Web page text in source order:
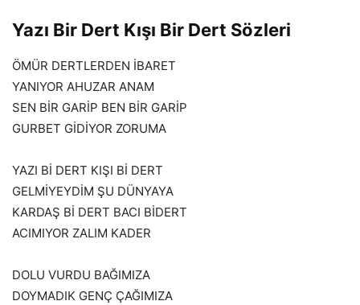
Yazı Bir Dert Kışı Bir Dert Sözleri
ÖMÜR DERTLERDEN İBARET
YANIYOR AHUZAR ANAM
SEN BİR GARİP BEN BİR GARİP
GURBET GİDİYOR ZORUMA
YAZI Bİ DERT KIŞI Bİ DERT
GELMİYEYDİM ŞU DÜNYAYA
KARDAŞ Bİ DERT BACI BİDERT
ACIMIYOR ZALIM KADER
DOLU VURDU BAĞIMIZA
DOYMADIK GENÇ ÇAĞIMIZA